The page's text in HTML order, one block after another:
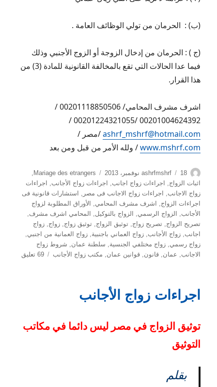
(ب) : الحرمان من تولي الوظائف العامة .
(ج ) : الحرمان من إدخال الزوجة أو الزوج الأجنبي وذلك
فيما عدا الحالات التي تقع بالمخالفة القانونية للمادة (3) من
هذا القرار.
اشرف مشرف المحامي/ 00201118850506 /
00201004624392 /00201224321055 /
ashrf_mshrf@hotmail.com/مصر /
www.mshrf.com/ ولله الأمر من قبل ومن بعد
الكاتبashrfmshrf
نُشرت
في
18 نوفمبر، 2013 التصنيفات
Mariage des etrangers
اثبات الزواج
اجراءات زواج اجانب اجراءات زواج الأجانب
اجراءات
زواج الاجانب
اجراءات زواج الاجانب فى مصر
استشارات قانونية فى
اجراءات الزواج
اشرف مشرف المحامي
الأوراق المطلوبة لزواج
الأجانب
الزواج الرسمي الزواج بالتوكيل المحامي اشرف مشرف
تصريح الزواج ,تصريح زواج ,توثيق الزواج ,توثيق زواج ,زواج ,زواج
اجانب ,زواج الأجانب ,زواج العماني باجنبية ,زواج العمانية من اجنبي
زواج رسمي ,زواج مختلفي الجنسية سلطنة عمان
شروط زواج
الاجانب
عمان ,قانون ,قوانين عمان مكتب زواج الأجانب 69 تعليق
اجراءات زواج الأجانب
توثيق الزواج في مصر ليس دائما في مكاتب
التوثيق
بقلم